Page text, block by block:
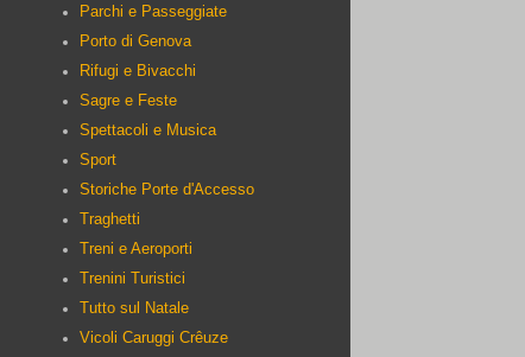
Parchi e Passeggiate
Porto di Genova
Rifugi e Bivacchi
Sagre e Feste
Spettacoli e Musica
Sport
Storiche Porte d'Accesso
Traghetti
Treni e Aeroporti
Trenini Turistici
Tutto sul Natale
Vicoli Caruggi Crêuze